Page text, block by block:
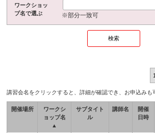
ワークショッ
プ名で選ぶ
※部分一致可
講習会名をクリックすると、詳細が確認でき、お申込みも
開催場所
ワークシ
ョップ名
▲
サブタイト
ル
講師名
開催
日時